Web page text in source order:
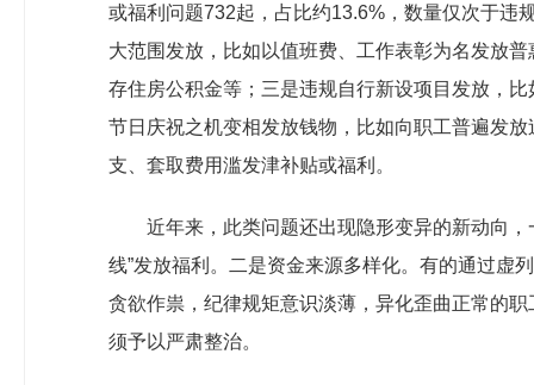
或福利问题732起，占比约13.6%，数量仅次于违
大范围发放，比如以值班费、工作表彰为名发放
存住房公积金等；三是违规自行新设项目发放，
节日庆祝之机变相发放钱物，比如向职工普遍发
支、套取费用滥发津补贴或福利。
近年来，此类问题还出现隐形变异的新动向
线”发放福利。二是资金来源多样化。有的通过虚
贪欲作祟，纪律规矩意识淡薄，异化歪曲正常的
须予以严肃整治。